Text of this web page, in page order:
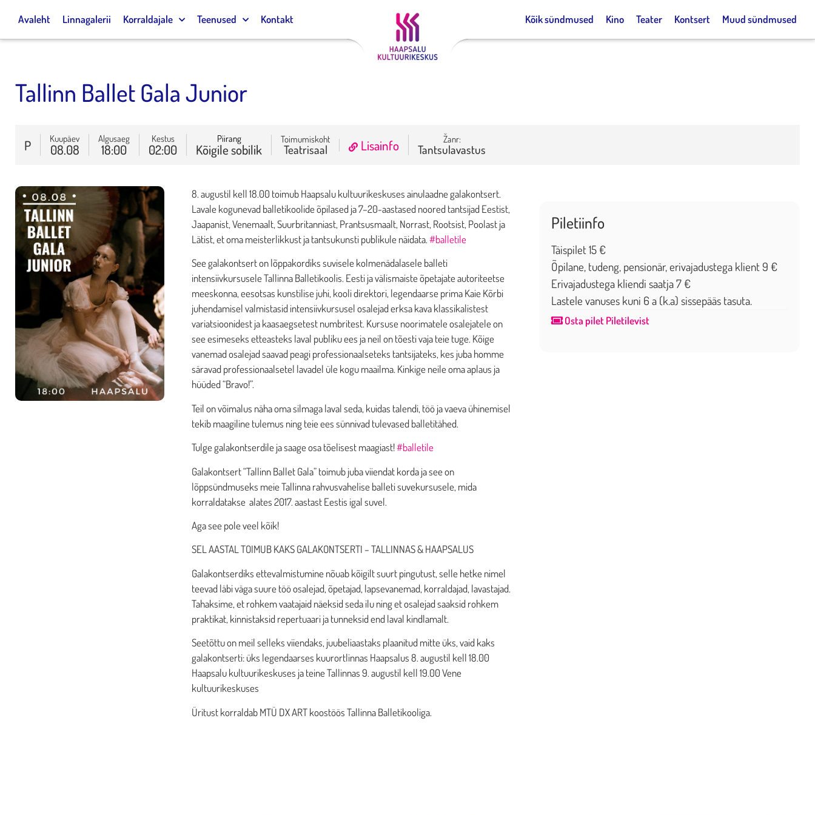
Avaleht Linnagalerii Korraldajale Teenused Kontakt Kõik sündmused Kino Teater Kontsert Muud sündmused
Tallinn Ballet Gala Junior
P Kuupäev
08.08
Algusaeg
18:00
Kestus
02:00
Piirang
Kõigile sobilik
Toimumiskoht
Teatrisaal Lisainfo Žanr:
Tantsulavastus
8. augustil kell 18.00 toimub Haapsalu kultuurikeskuses ainulaadne galakontsert.
Lavale kogunevad balletikoolide õpilased ja 7–20-aastased noored tantsijad Eestist,
Jaapanist, Venemaalt, Suurbritanniast, Prantsusmaalt, Norrast, Rootsist, Poolast ja
Lätist, et oma meisterlikkust ja tantsukunsti publikule näidata.#balletile
See galakontsert on lõppakordiks suvisele kolmenädalasele balleti
intensiivkursusele Tallinna Balletikoolis. Eesti ja välismaiste õpetajate autoriteetse
meeskonna, eesotsas kunstilise juhi, kooli direktori, legendaarse prima Kaie Kõrbi
juhendamisel valmistasid intensiivkursusel osalejad erksa kava klassikalistest
variatsioonidest ja kaasaegsetest numbritest. Kursuse noorimatele osalejatele on
see esimeseks etteasteks laval publiku ees ja neil on tõesti vaja teie tuge. Kõige
vanemad osalejad saavad peagi professionaalseteks tantsijateks, kes juba homme
säravad professionaalsetel lavadel üle kogu maailma. Kinkige neile oma aplaus ja
hüüded “Bravo!”.
Teil on võimalus näha oma silmaga laval seda, kuidas talendi, töö ja vaeva ühinemisel
tekib maagiline tulemus ning teie ees sünnivad tulevased balletitähed.
Tulge galakontserdile ja saage osa tõelisest maagiast!#balletile
Galakontsert “Tallinn Ballet Gala” toimub juba viiendat korda ja see on
lõppsündmuseks meie Tallinna rahvusvahelise balleti suvekursusele, mida
korraldatakse alates 2017. aastast Eestis igal suvel.
Aga see pole veel kõik!
SEL AASTAL TOIMUB KAKS GALAKONTSERTI – TALLINNAS & HAAPSALUS
Galakontserdiks ettevalmistumine nõuab kõigilt suurt pingutust, selle hetke nimel
teevad läbi väga suure töö osalejad, õpetajad, lapsevanemad, korraldajad, lavastajad.
Tahaksime, et rohkem vaatajaid näeksid seda ilu ning et osalejad saaksid rohkem
praktikat, kinnistaksid repertuaari ja tunneksid end laval kindlamalt.
Seetõttu on meil selleks viiendaks, juubeliaastaks plaanitud mitte üks, vaid kaks
galakontserti: üks legendaarses kuurortlinnas Haapsalus 8. augustil kell 18.00
Haapsalu kultuurikeskuses ja teine Tallinnas 9. augustil kell 19.00 Vene
kultuurikeskuses
Üritust korraldab MTÜ DX ART koostöös Tallinna Balletikooliga.
Piletiinfo
Täispilet 15 €
Õpilane, tudeng, pensionär, erivajadustega klient 9 €
Erivajadustega kliendi saatja 7 €
Lastele vanuses kuni 6 a (k.a) sissepääs tasuta.
Osta pilet Piletilevist